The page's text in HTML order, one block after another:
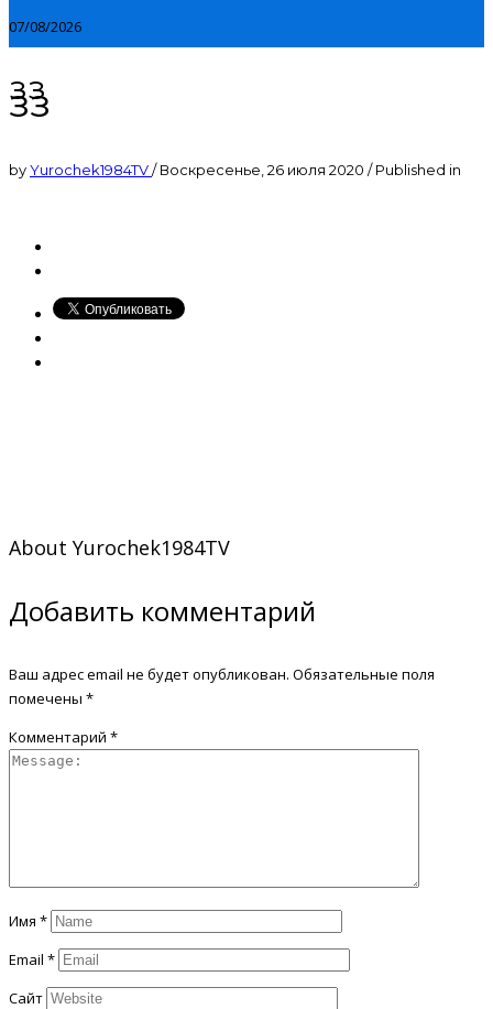
07/08/2026
зз
зз
byYurochek1984TV/Воскресенье, 26 июля 2020 /Published in
About Yurochek1984TV
Добавить комментарий
Ваш адрес email не будет опубликован. Обязательные поля
помечены *
Комментарий *
Имя *
Email *
Сайт